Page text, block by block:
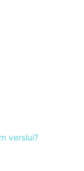
verslui?